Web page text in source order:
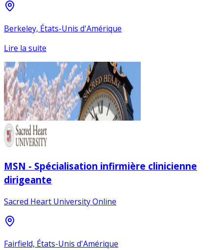
Berkeley, États-Unis d'Amérique
Lire la suite
MSN - Spécialisation infirmière clinicienne
dirigeante
Sacred Heart University Online
Fairfield, États-Unis d'Amérique